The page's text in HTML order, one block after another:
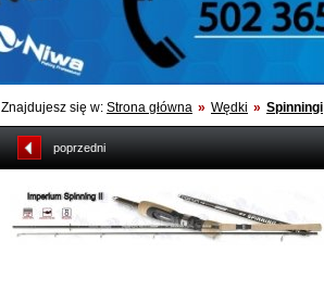
Znajdujesz się w: Strona główna » Wędki » Spinningi
poprzedni